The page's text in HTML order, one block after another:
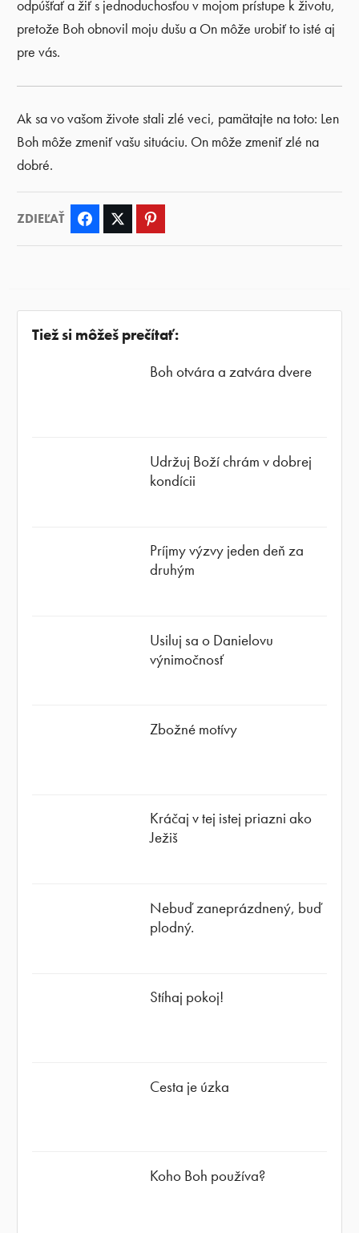
odpúšťať a žiť s jednoduchosťou v mojom prístupe k životu,
pretože Boh obnovil moju dušu a On môže urobiť to isté aj
pre vás.
Ak sa vo vašom živote stali zlé veci, pamätajte na toto: Len
Boh môže zmeniť vašu situáciu. On môže zmeniť zlé na
dobré.
ZDIEĽAŤ Facebook Twitter
Tiež si môžeš prečítať:
Boh otvára a zatvára dvere
Udržuj Boží chrám v dobrej
kondícii
Príjmy výzvy jeden deň za
druhým
Usiluj sa o Danielovu
výnimočnosť
Zbožné motívy
Kráčaj v tej istej priazni ako
Ježiš
Nebuď zaneprázdnený, buď
plodný.
Stíhaj pokoj!
Cesta je úzka
Koho Boh používa?